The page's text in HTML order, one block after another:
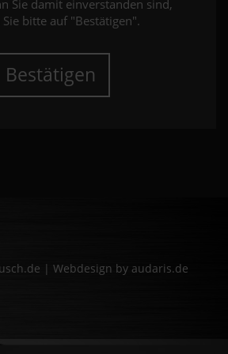
Sie damit einverstanden sind,
bitte auf "Bestätigen".
Bestätigen
| Webdesign by audaris.de